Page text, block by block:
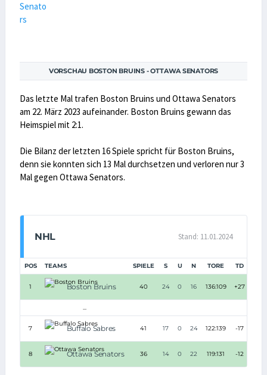
VORSCHAU BOSTON BRUINS - OTTAWA SENATORS
Das letzte Mal trafen Boston Bruins und Ottawa Senators
am 22. März 2023 aufeinander. Boston Bruins gewann das
Heimspiel mit 2:1.
Die Bilanz der letzten 16 Spiele spricht für Boston Bruins,
denn sie konnten sich 13 Mal durchsetzen und verloren nur 3
Mal gegen Ottawa Senators.
NHL Stand: 11.01.2024
POS TEAMS SPIELE S U N TORE TD
1 Boston Bruins 40 24 0 16 136:109 +27
...
7 Buffalo Sabres 41 17 0 24 122:139 -17
8 Ottawa Senators 36 14 0 22 119:131 -12